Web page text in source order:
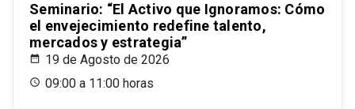
Seminario: “El Activo que Ignoramos: Cómo
el envejecimiento redefine talento,
mercados y estrategia”
19 de Agosto de 2026
09:00 a 11:00 horas